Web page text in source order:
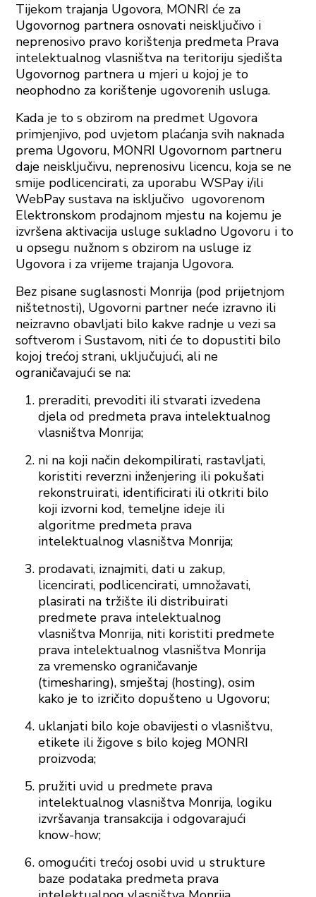
Tijekom trajanja Ugovora, MONRI će za
Ugovornog partnera osnovati neisključivo i
neprenosivo pravo korištenja predmeta Prava
intelektualnog vlasništva na teritoriju sjedišta
Ugovornog partnera u mjeri u kojoj je to
neophodno za korištenje ugovorenih usluga.
Kada je to s obzirom na predmet Ugovora
primjenjivo, pod uvjetom plaćanja svih naknada
prema Ugovoru, MONRI Ugovornom partneru
daje neisključivu, neprenosivu licencu, koja se ne
smije podlicencirati, za uporabu WSPay i/ili
WebPay sustava na isključivo ugovorenom
Elektronskom prodajnom mjestu na kojemu je
izvršena aktivacija usluge sukladno Ugovoru i to
u opsegu nužnom s obzirom na usluge iz
Ugovora i za vrijeme trajanja Ugovora.
Bez pisane suglasnosti Monrija (pod prijetnjom
ništetnosti), Ugovorni partner neće izravno ili
neizravno obavljati bilo kakve radnje u vezi sa
softverom i Sustavom, niti će to dopustiti bilo
kojoj trećoj strani, uključujući, ali ne
ograničavajući se na:
preraditi, prevoditi ili stvarati izvedena
djela od predmeta prava intelektualnog
vlasništva Monrija;
ni na koji način dekompilirati, rastavljati,
koristiti reverzni inženjering ili pokušati
rekonstruirati, identificirati ili otkriti bilo
koji izvorni kod, temeljne ideje ili
algoritme predmeta prava
intelektualnog vlasništva Monrija;
prodavati, iznajmiti, dati u zakup,
licencirati, podlicencirati, umnožavati,
plasirati na tržište ili distribuirati
predmete prava intelektualnog
vlasništva Monrija, niti koristiti predmete
prava intelektualnog vlasništva Monrija
za vremensko ograničavanje
(timesharing), smještaj (hosting), osim
kako je to izričito dopušteno u Ugovoru;
uklanjati bilo koje obavijesti o vlasništvu,
etikete ili žigove s bilo kojeg MONRI
proizvoda;
pružiti uvid u predmete prava
intelektualnog vlasništva Monrija, logiku
izvršavanja transakcija i odgovarajući
know-how;
omogućiti trećoj osobi uvid u strukture
baze podataka predmeta prava